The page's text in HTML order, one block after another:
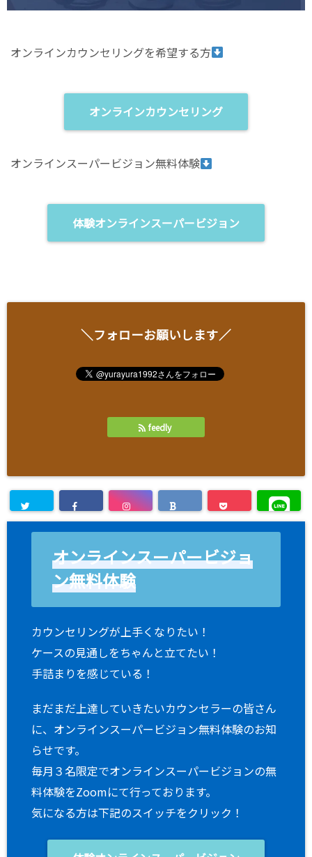
オンラインカウンセリングを希望する方
オンラインカウンセリング
オンラインスーパービジョン無料体験
体験オンラインスーパービジョン
＼フォローお願いします／
feedly
オンラインスーパービジョ
ン無料体験
カウンセリングが上手くなりたい！
ケースの見通しをちゃんと立てたい！
手詰まりを感じている！
まだまだ上達していきたいカウンセラーの皆さん
に、オンラインスーパービジョン無料体験のお知
らせです。
毎月３名限定でオンラインスーパービジョンの無
料体験をZoomにて行っております。
気になる方は下記のスイッチをクリック！